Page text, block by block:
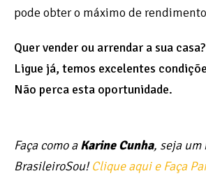
pode obter o máximo de
Quer vender ou arrendar a sua casa?
Ligue já, temos excelentes
Não perca esta oportunidade.
Faça como aKarine Cunha, seja um
BrasileiroSou!Clique aqui e Faça